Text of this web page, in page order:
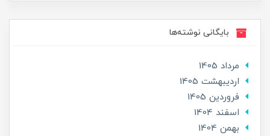
بایگانی نوشته‌ها
مرداد 1405
ارديبهشت 1405
فروردین 1405
اسفند 1404
بهمن 1404